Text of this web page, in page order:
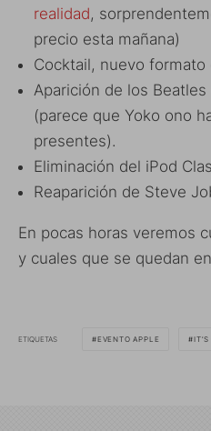
realidad,
precio esta mañana)
Cocktail, nuevo formato
Aparición de los
(parece que Yoko ono
presentes).
Eliminación del iPod
Reaparición de Steve
En pocas horas veremos
y cuales que se quedan
ETIQUETAS EVENTO APPLE